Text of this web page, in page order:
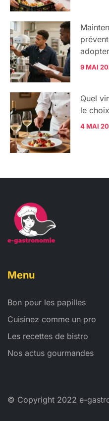
9 MAI
Quel
le
4 MAI
Menu
Bon pour les papilles
Cuisinez comme un pro
Les recettes de bistro
Nos actus gourmandes
© Copyright 2022 e-